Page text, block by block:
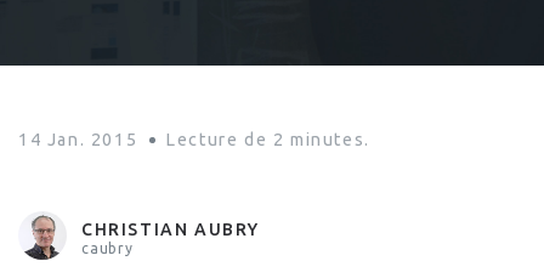
OPENSTACK ET
14 Jan. 2015 Lecture de 2 minutes.
CHRISTIAN AUBRY
caubry